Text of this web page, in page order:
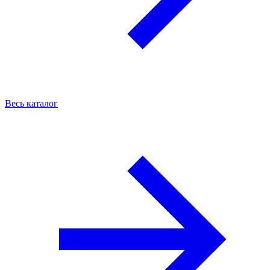
Весь каталог